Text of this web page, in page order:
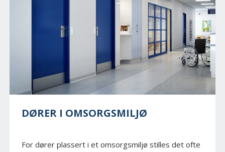
DØRER I OMSORGSMILJØ
For dører plassert i et omsorgsmiljø stilles det ofte